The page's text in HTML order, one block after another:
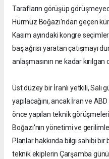
Tarafların görüşüp
Hürmüz Boğazı'ndan geçen
Kasım ayındaki kongre
baş ağrısı yaratan çatışmayı
anlaşmasının ne kadar
Üst düzey bir İranlı yetkili, Salı
yapılacağını, ancak İran ve
önce yapılan teknik
Boğazı'nın yönetimi ve
Planlar hakkında bilgi sahibi
teknik ekiplerin Çarşamba